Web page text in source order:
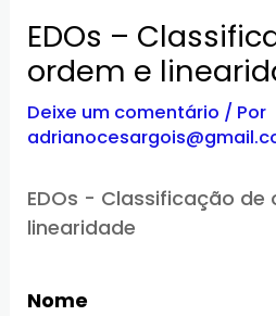
EDOs –
ordem e
Deixe um comentário / Por
EDOs - Classificação de
linearidade
Nome